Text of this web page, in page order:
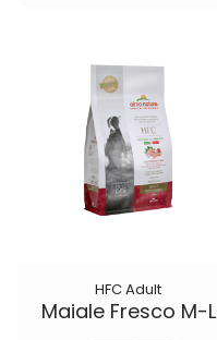
HFC Adult
Maiale Fresco M-L